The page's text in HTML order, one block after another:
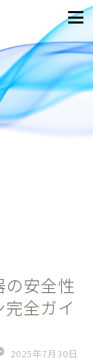
安全性
全ガイ
2025年7月30日